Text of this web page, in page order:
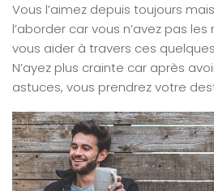
Vous l’aimez depuis toujours
l’aborder car vous n’avez pas
vous aider à travers ces quelques
N’ayez plus crainte car après
astuces, vous prendrez votre